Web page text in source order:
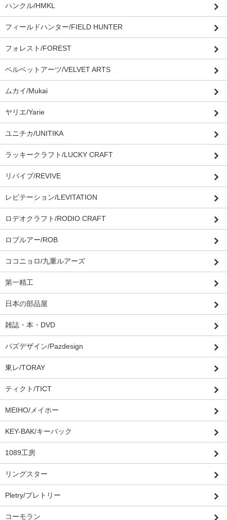
ハンクル/HMKL
フィールドハンター/FIELD HUNTER
フォレスト/FOREST
ベルベットアーツ/VELVET ARTS
ムカイ/Mukai
ヤリエ/Yarie
ユニチカ/UNITIKA
ラッキークラフト/LUCKY CRAFT
リバイブ/REVIVE
レビテーション/LEVITATION
ロデオクラフト/RODIO CRAFT
ロブルアー/ROB
ココニョロ/九重ルアーズ
第一精工
日本の部品屋
雑誌・本・DVD
パズデザイン/Pazdesign
東レ/TORAY
ティクト/TICT
MEIHO/メイホー
KEY-BAK/キーバック
1089工房
リングスター
Pletry/プレトリー
コーモラン